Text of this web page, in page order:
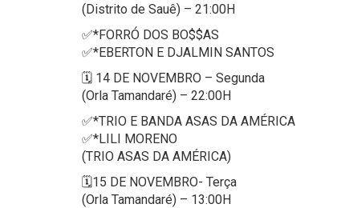
(Distrito de Sauê) – 21:00H
✅*FORRÓ DOS BO$$AS
✅*EBERTON E DJALMIN SANTOS
🗓️ 14 DE NOVEMBRO – Segunda
(Orla Tamandaré) – 22:00H
✅*TRIO E BANDA ASAS DA AMÉRICA
✅*LILI MORENO
(TRIO ASAS DA AMÉRICA)
🗓️15 DE NOVEMBRO- Terça
(Orla Tamandaré) – 13:00H